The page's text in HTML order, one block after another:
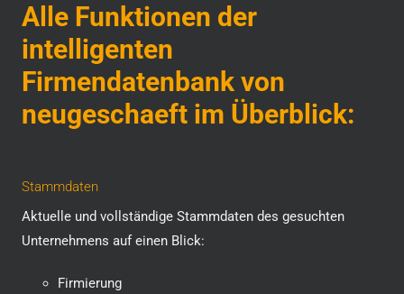
Alle Funktionen der
intelligenten
Firmendatenbank von
neugeschaeft im Überblick:
Stammdaten
Aktuelle und vollständige Stammdaten des gesuchten
Unternehmens auf einen Blick:
Firmierung